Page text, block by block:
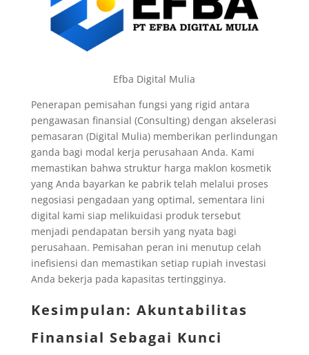
Efba Digital Mulia
Penerapan pemisahan fungsi yang rigid antara
pengawasan finansial (Consulting) dengan akselerasi
pemasaran (Digital Mulia) memberikan perlindungan
ganda bagi modal kerja perusahaan Anda. Kami
memastikan bahwa struktur harga maklon kosmetik
yang Anda bayarkan ke pabrik telah melalui proses
negosiasi pengadaan yang optimal, sementara lini
digital kami siap melikuidasi produk tersebut
menjadi pendapatan bersih yang nyata bagi
perusahaan. Pemisahan peran ini menutup celah
inefisiensi dan memastikan setiap rupiah investasi
Anda bekerja pada kapasitas tertingginya.
Kesimpulan: Akuntabilitas
Finansial Sebagai Kunci